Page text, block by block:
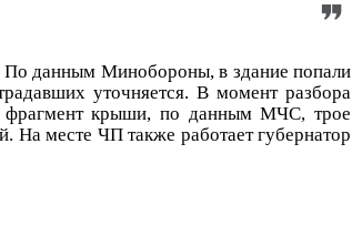
данным Минобороны, в здание попали
уточняется. В момент разбора
фрагмент крыши, по данным МЧС, трое
На месте ЧП также работает губернатор